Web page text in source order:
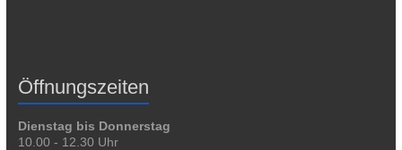
Öffnungszeiten
Dienstag bis Donnerstag
10.00 - 12.30 Uhr